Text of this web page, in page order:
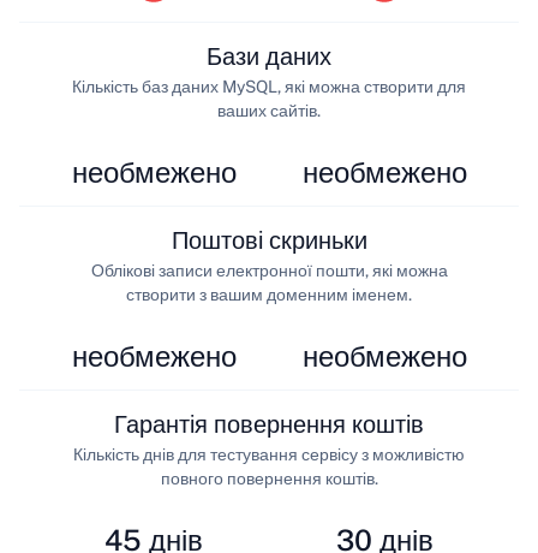
необмежено
Бази даних
Кількість баз даних MySQL, які можна створити для
ваших сайтів.
необмежено
необмежено
Поштові скриньки
Облікові записи електронної пошти, які можна
створити з вашим доменним іменем.
необмежено
45 днів
Гарантія повернення коштів
Кількість днів для тестування сервісу з можливістю
повного повернення коштів.
30 днів